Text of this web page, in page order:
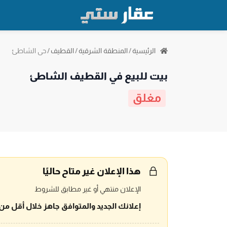
الرئيسية/المنطقة الشرقية/القطيف/حي الشاطئ
بيت للبيع في القطيف الشاطئ
مغلق
هذا الإعلان غير متاح حاليًا
الإعلان منتهي أو غير مطابق للشروط
إعلانك الجديد والمتوافق جاهز خلال أقل